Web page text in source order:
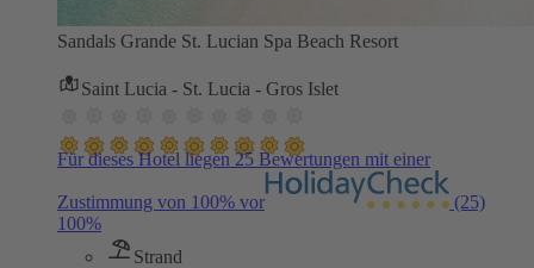
Sandals Grande St. Lucian Spa Beach Resort
Saint Lucia - St. Lucia - Gros Islet
Für dieses Hotel liegen 25 Bewertungen mit einer
Zustimmung von 100% vor
(25)
100%
Strand